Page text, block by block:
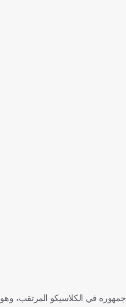
في الكلاسيكو المرتقب، وهو